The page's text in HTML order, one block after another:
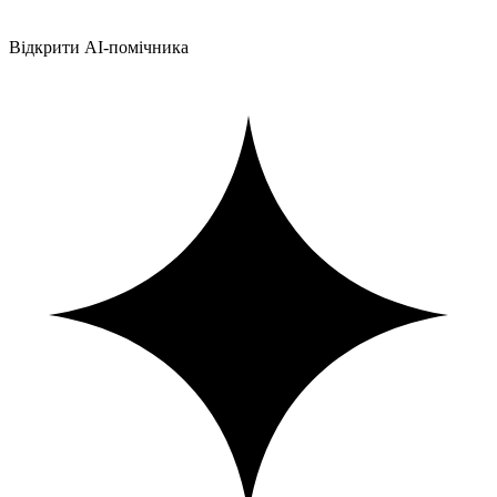
Відкрити AI-помічника